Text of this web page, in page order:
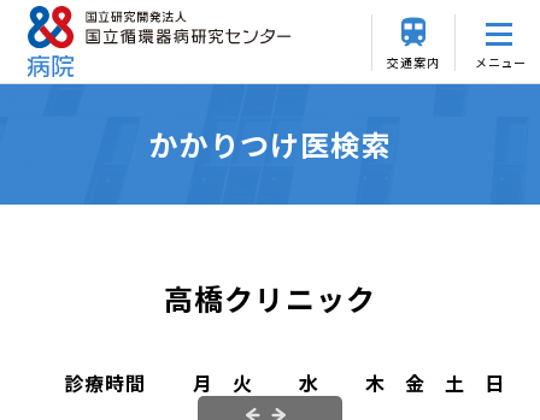
交通案内 メニュー
かかりつけ医検索
高橋クリニック
診療時間 月 火 水 木 金 土
日